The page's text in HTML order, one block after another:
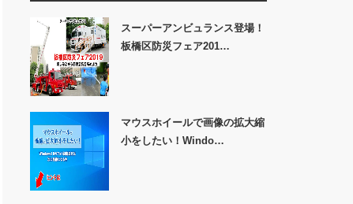
スーパーアンビュランス登場！
板橋区防災フェア201…
マウスホイールで画像の拡大縮
小をしたい！Windo…